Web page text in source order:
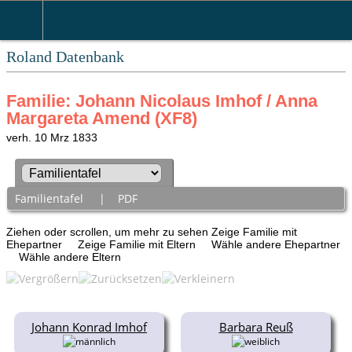
Roland Datenbank
Familie: Johann Nicolaus Imhof / Anna
Margareta Amend (XF8)
verh. 10 Mrz 1833
Familientafel | PDF
Ziehen oder scrollen, um mehr zu sehen Zeige Familie mit
Ehepartner
Zeige Familie mit Eltern
Wähle andere Ehepartner
Wähle andere Eltern
Johann Konrad Imhof Barbara Reuß